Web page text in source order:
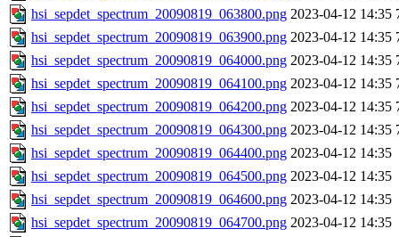
hsi_sepdet_spectrum_20090819_063800.png 2023-04-12 14:35
hsi_sepdet_spectrum_20090819_063900.png 2023-04-12 14:35
hsi_sepdet_spectrum_20090819_064000.png 2023-04-12 14:35
hsi_sepdet_spectrum_20090819_064100.png 2023-04-12 14:35
hsi_sepdet_spectrum_20090819_064200.png 2023-04-12 14:35
hsi_sepdet_spectrum_20090819_064300.png 2023-04-12 14:35
hsi_sepdet_spectrum_20090819_064400.png 2023-04-12 14:35
hsi_sepdet_spectrum_20090819_064500.png 2023-04-12 14:35
hsi_sepdet_spectrum_20090819_064600.png 2023-04-12 14:35
hsi_sepdet_spectrum_20090819_064700.png 2023-04-12 14:35